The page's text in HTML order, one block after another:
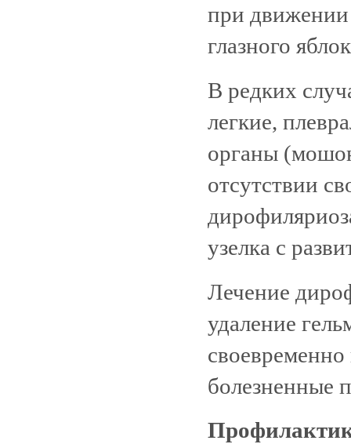
при движении
глазного
В редких
легкие,
органы
отсутствии
узелка с
Лечение
удаление
болезненные